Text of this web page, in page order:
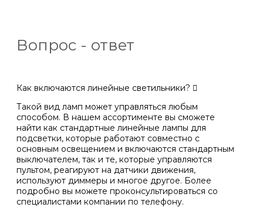
Вопрос - ответ
Как включаются линейные светильники?
Такой вид ламп может управляться любым
способом. В нашем ассортименте вы сможете
найти как стандартные линейные лампы для
подсветки, которые работают совместно с
основным освещением и включаются стандартным
выключателем, так и те, которые управляются
пультом, реагируют на датчики движения,
используют диммеры и многое другое. Более
подробно вы можете проконсультироваться со
специалистами компании по телефону.